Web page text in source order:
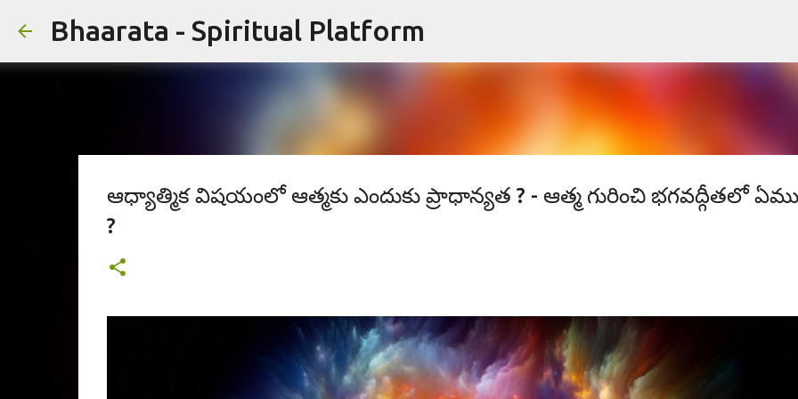
Bhaarata - Spiritual Platform
ఆధ్యాత్మిక విషయంలో ఆత్మకు ఎందుకు ప్రాధాన్యత ? - ఆత్మ గురించి భగవద్గీతలో
?